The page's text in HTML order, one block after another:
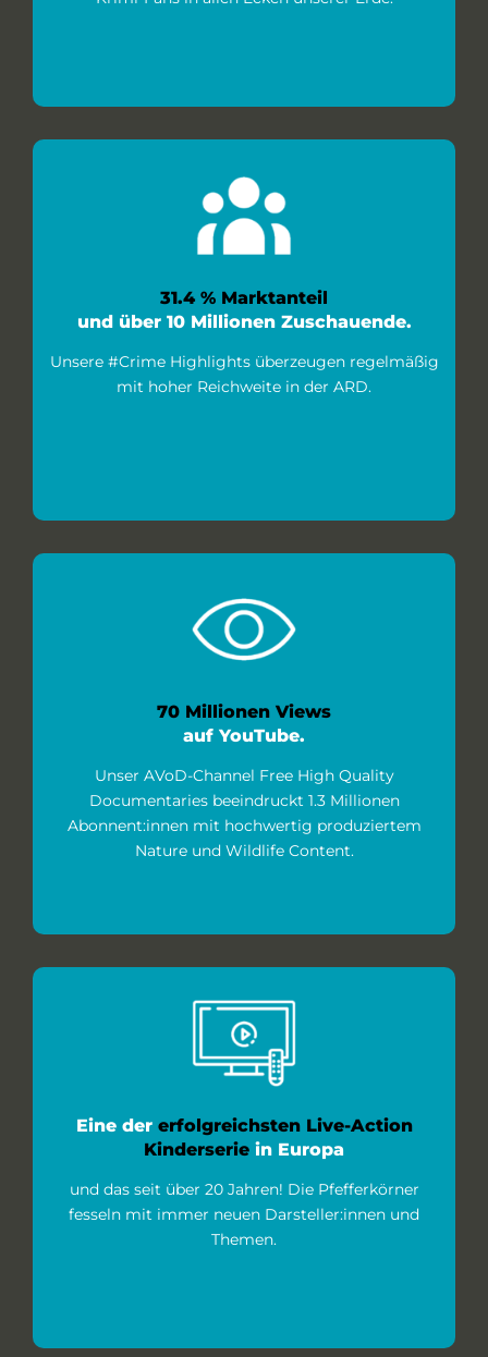
31.4 % Marktanteil
und über 10 Millionen Zuschauende.
Unsere #Crime Highlights überzeugen regelmäßig
mit hoher Reichweite in der ARD.
70 Millionen Views
auf YouTube.
Unser AVoD-Channel Free High Quality
Documentaries beeindruckt 1.3 Millionen
Abonnent:innen mit hochwertig produziertem
Nature und Wildlife Content.
Eine der erfolgreichsten Live-Action
Kinderserie in Europa
und das seit über 20 Jahren! Die Pfefferkörner
fesseln mit immer neuen Darsteller:innen und
Themen.